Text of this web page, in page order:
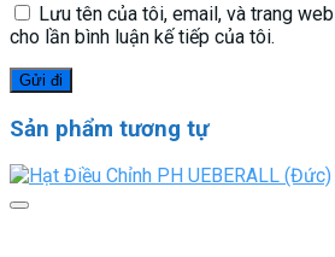
Lưu tên của tôi, email, và trang
cho lần bình luận kế tiếp của tôi.
Sản phẩm tương tự